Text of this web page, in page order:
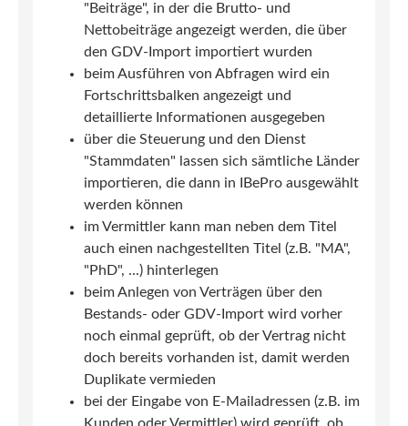
"Beiträge", in der die Brutto- und
Nettobeiträge angezeigt werden, die über
den GDV-Import importiert wurden
beim Ausführen von Abfragen wird ein
Fortschrittsbalken angezeigt und
detaillierte Informationen ausgegeben
über die Steuerung und den Dienst
"Stammdaten" lassen sich sämtliche Länder
importieren, die dann in IBePro ausgewählt
werden können
im Vermittler kann man neben dem Titel
auch einen nachgestellten Titel (z.B. "MA",
"PhD", ...) hinterlegen
beim Anlegen von Verträgen über den
Bestands- oder GDV-Import wird vorher
noch einmal geprüft, ob der Vertrag nicht
doch bereits vorhanden ist, damit werden
Duplikate vermieden
bei der Eingabe von E-Mailadressen (z.B. im